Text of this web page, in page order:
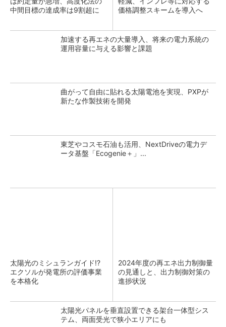
中間目標の達成率は9割超に
価格調整スキームを導入へ
加速する再エネの大量導入、将来の電力系統の
運用容量に与える影響と課題
曲がって自由に貼れる太陽電池を実現、PXPが
新たな作製技術を開発
東芝やコスモ石油も活用、NextDriveの電力デ
ータ基盤「Ecogenie＋」...
太陽光のミシュランガイド!?
エクソルが発電所の評価事業
を本格化
2024年度の再エネ出力制御量
の見通しと、出力制御対策の
進捗状況
太陽光パネルを垂直設置できる架台一体型シス
テム、両面受光で狭小エリアにも